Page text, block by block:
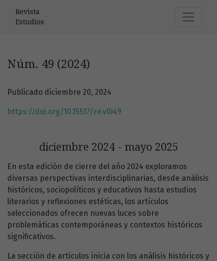
Revista
Estudios
Núm. 49 (2024)
Publicado diciembre 20, 2024
https://doi.org/10.15517/re.v0i49
diciembre 2024 - mayo 2025
En esta edición de cierre del año 2024 exploramos
diversas perspectivas interdisciplinarias, desde análisis
históricos, sociopolíticos y educativos hasta estudios
literarios y reflexiones estéticas, los artículos
seleccionados ofrecen nuevas luces sobre
problemáticas contemporáneas y contextos históricos
significativos.
La sección de artículos inicia con los análisis históricos y